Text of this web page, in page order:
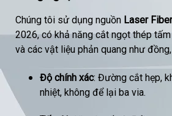
Chúng tôi sử dụng nguồn Laser Fiber
2026, có khả năng cắt ngọt thép tấm
và các vật liệu phản quang như
Độ chính xác: Đường cắt hẹp,
nhiệt, không để lại ba via.